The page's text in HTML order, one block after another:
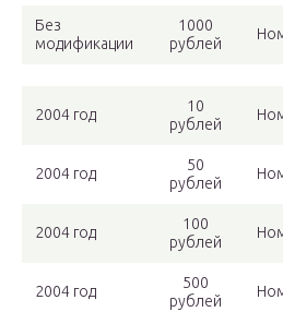
Без
модификации
1000
рублей
2004 год
10
рублей
2004 год
50
рублей
2004 год
100
рублей
2004 год
500
рублей